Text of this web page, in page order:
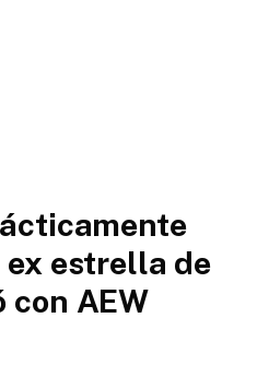
estrella de
con AEW